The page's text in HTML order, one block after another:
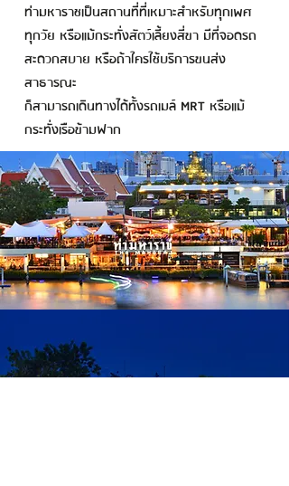
ท่ามหาราชเป็นสถานที่ที่เหมาะสำหรับทุกเพศ
ทุกวัย หรือแม้กระทั่งสัตว์เลี้ยงสี่ขา มีที่จอดรถ
สะดวกสบาย หรือถ้าใครใช้บริการขนส่ง
สาธารณะ
ก็สามารถเดินทางได้ทั้งรถเมล์ MRT หรือแม้
กระทั่งเรือข้ามฟาก